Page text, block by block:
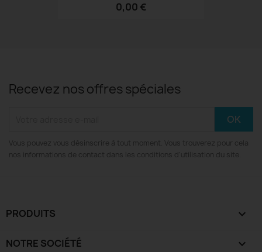
0,00 €
Recevez nos offres spéciales
Vous pouvez vous désinscrire à tout moment. Vous trouverez pour cela
nos informations de contact dans les conditions d'utilisation du site.
PRODUITS 
NOTRE SOCIÉTÉ 